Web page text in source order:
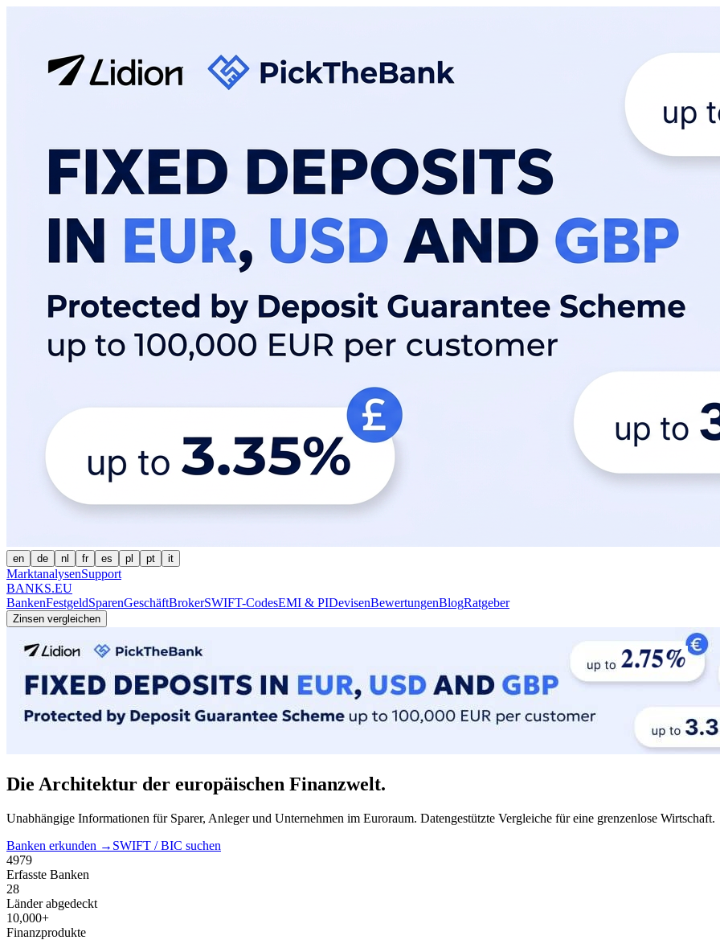
en de nl fr es pl pt it
MarktanalysenSupport
BANKS.EU
BankenFestgeldSparenGeschäftBrokerSWIFT-CodesEMI & PIDevisenBewertungenBlogRatgeber
Zinsen vergleichen
Die Architektur der europäischen Finanzwelt.
Unabhängige Informationen für Sparer, Anleger und Unternehmen im Euroraum. Datengestützte Vergleiche für eine grenzenlose Wirtschaft.
Banken erkunden → SWIFT / BIC suchen
4979
Erfasste Banken
28
Länder abgedeckt
10,000+
Finanzprodukte